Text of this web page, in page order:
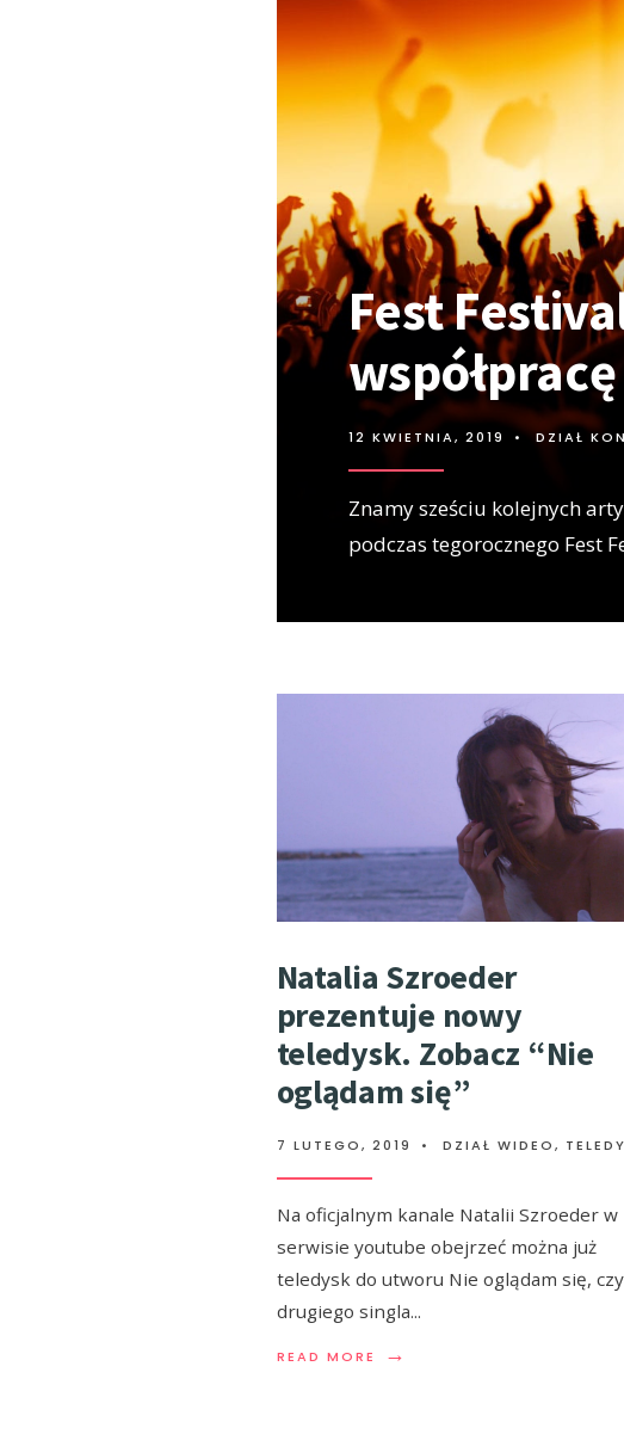
Fest
12 KWIETNIA, 2019 • DZIAŁ
Znamy sześciu kolejnych
podczas tegorocznego Fest
Natalia Szroeder
prezentuje nowy
teledysk. Zobacz “Nie
oglądam się”
7 LUTEGO, 2019 • DZIAŁ WIDEO,
Na oficjalnym kanale Natalii Szroeder w
serwisie youtube obejrzeć można już
teledysk do utworu Nie oglądam się,
drugiego singla...
READ MORE →